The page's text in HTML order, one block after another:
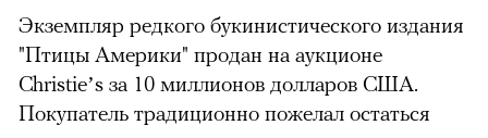
Экземпляр редкого букинистического издания
"Птицы Америки" продан на аукционе
Christie’s за 10 миллионов долларов США.
Покупатель традиционно пожелал остаться